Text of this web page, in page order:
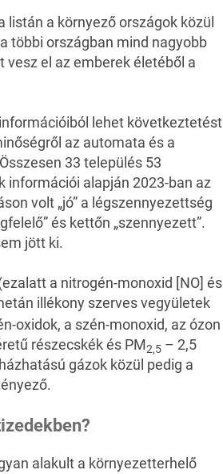
a környező országok közül
többi országban mind nagyobb
vesz el az emberek életéből a
lehet következtetést
az automata és a
33 település 53
alapján 2023-ban az
volt „jó” a légszennyezettség
és kettőn „szennyezett”.
jött ki.
a nitrogén-monoxid [NO] és
illékony szerves vegyületek
oxidok, a szén-monoxid, az ózon
részecskék és PM2,5 – 2,5
gázok közül pedig a
alakult a környezetterhelő